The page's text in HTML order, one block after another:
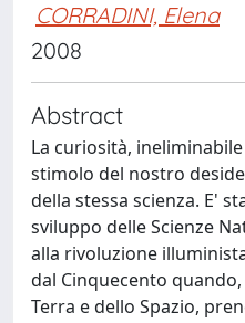
CORRADINI, Elena
2008
Abstract
La curiosità,
stimolo del nostro
della stessa scienza. E'
sviluppo delle Scienze
alla rivoluzione
dal Cinquecento
Terra e dello Spazio,